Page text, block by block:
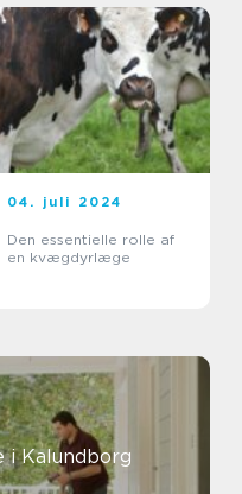
04. juli 2024
Den essentielle rolle af
en kvægdyrlæge
i Kalundborg